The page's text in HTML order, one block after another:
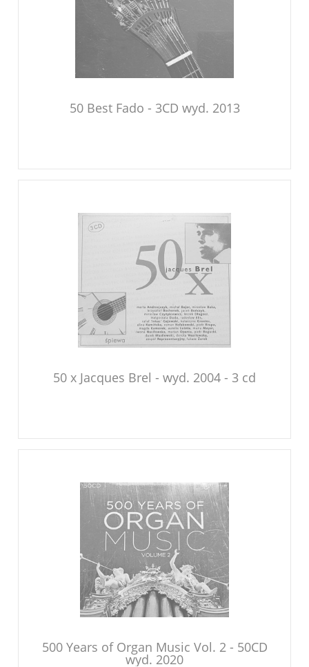
50 Best Fado - 3CD wyd. 2013
50 x Jacques Brel - wyd. 2004 - 3 cd
500 Years of Organ Music Vol. 2 - 50CD
wyd. 2020